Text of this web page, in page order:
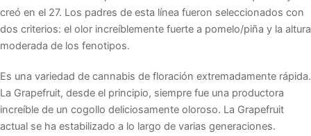
creó en el 27. Los padres de esta línea fueron seleccionados con
dos criterios: el olor increíblemente fuerte a pomelo/piña y la altura
moderada de los fenotipos.
Es una variedad de cannabis de floración extremadamente rápida.
La Grapefruit, desde el principio, siempre fue una productora
increíble de un cogollo deliciosamente oloroso. La Grapefruit
actual se ha estabilizado a lo largo de varias generaciones.